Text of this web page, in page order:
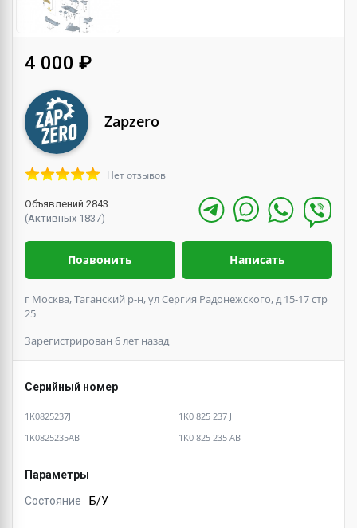
4 000 ₽
Zapzero
Нет отзывов
Объявлений 2843
(Активных 1837)
Позвонить Написать
г Москва, Таганский р-н, ул Сергия Радонежского, д 15-17 стр
25
Зарегистрирован 6 лет назад
Серийный номер
1K0825237J
1K0 825 237 J
1K0825235AB
1K0 825 235 AB
Параметры
Состояние Б/У